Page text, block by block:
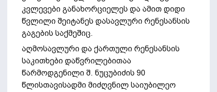
კვლევები განახორციელეს და ამით დიდი
წვლილი შეიტანეს დასავლური რენესანსის
გაგების საქმეშიც.
აღმოსავლური და ქართული რენესანსის
საკითხები დაწვრილებითაა
წარმოდგენილი შ. ნუცუბიძის 90
წლისთავისადმი მიძღვნილ საიუბილეო